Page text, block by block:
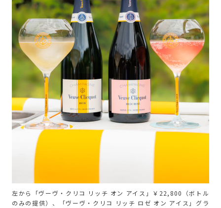
左から「ヴーヴ・クリコ リッチ オン アイス」￥22,800（ボトル
のみの提供）、「ヴーヴ・クリコ リッチ ロゼ オン アイス」グラ